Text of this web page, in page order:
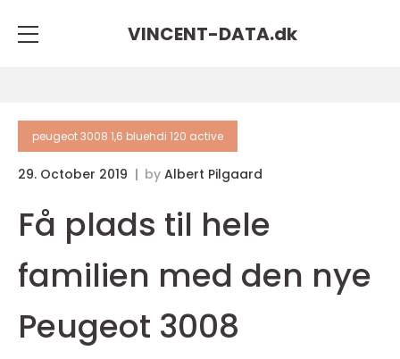
VINCENT-DATA.dk
peugeot 3008 1,6 bluehdi 120 active
29. October 2019 by Albert Pilgaard
Få plads til hele
familien med den nye
Peugeot 3008